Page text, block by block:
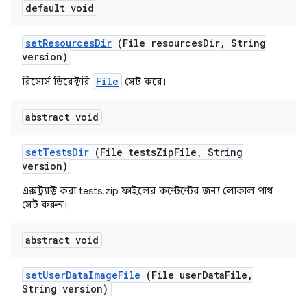
default void
setResourcesDir (File resourcesDir, String
version)
রিসোর্স ডিরেক্টরি File সেট করে।
abstract void
setTestsDir (File testsZipFile , String
version)
এক্সট্র্যাক্ট করা tests.zip ফাইলের কন্টেন্টের জন্য লোকাল পাথ
সেট করুন।
abstract void
setUserDataImageFile (File userDataFile ,
String version)